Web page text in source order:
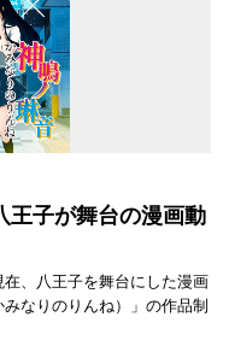
王子が舞台の漫画動
、八王子を舞台にした漫画
なりのりんね）」の作品制